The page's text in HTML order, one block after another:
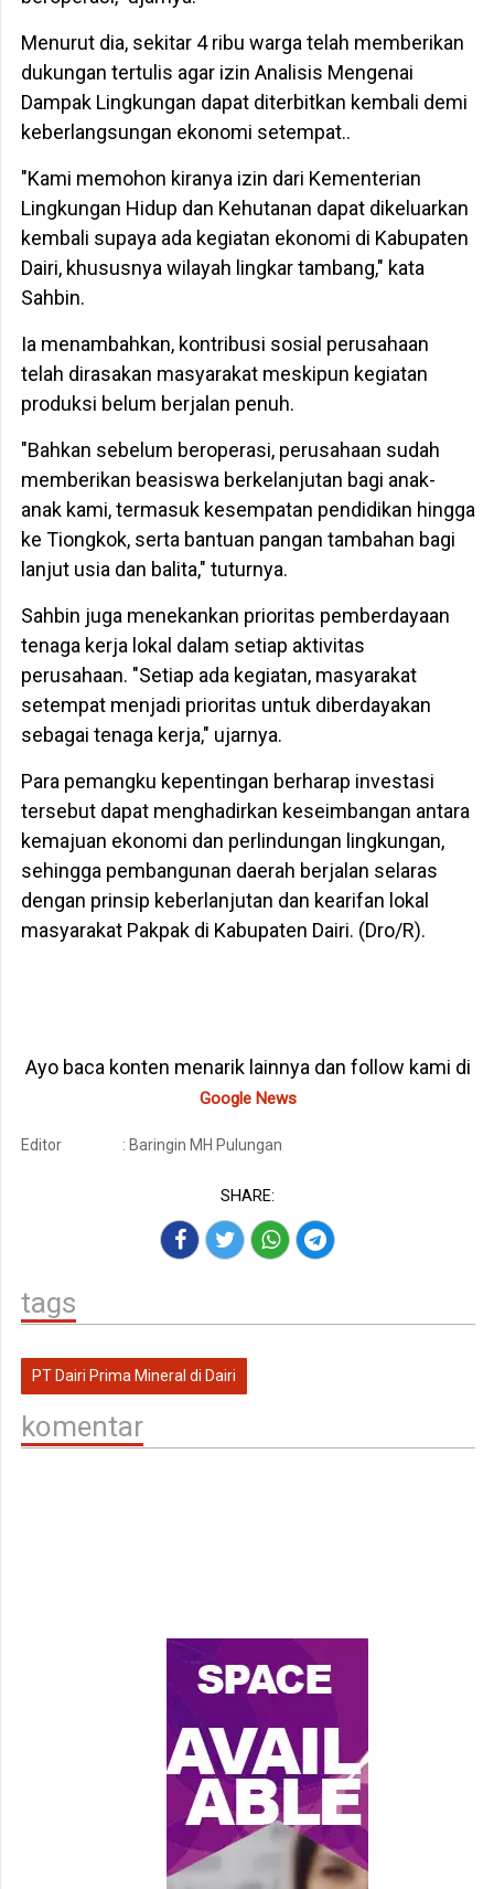
Menurut dia, sekitar 4 ribu warga telah memberikan
dukungan tertulis agar izin Analisis Mengenai
Dampak Lingkungan dapat diterbitkan kembali demi
keberlangsungan ekonomi setempat..
"Kami memohon kiranya izin dari Kementerian
Lingkungan Hidup dan Kehutanan dapat dikeluarkan
kembali supaya ada kegiatan ekonomi di Kabupaten
Dairi, khususnya wilayah lingkar tambang," kata
Sahbin.
Ia menambahkan, kontribusi sosial perusahaan
telah dirasakan masyarakat meskipun kegiatan
produksi belum berjalan penuh.
"Bahkan sebelum beroperasi, perusahaan sudah
memberikan beasiswa berkelanjutan bagi anak-
anak kami, termasuk kesempatan pendidikan hingga
ke Tiongkok, serta bantuan pangan tambahan bagi
lanjut usia dan balita," tuturnya.
Sahbin juga menekankan prioritas pemberdayaan
tenaga kerja lokal dalam setiap aktivitas
perusahaan. "Setiap ada kegiatan, masyarakat
setempat menjadi prioritas untuk diberdayakan
sebagai tenaga kerja," ujarnya.
Para pemangku kepentingan berharap investasi
tersebut dapat menghadirkan keseimbangan antara
kemajuan ekonomi dan perlindungan lingkungan,
sehingga pembangunan daerah berjalan selaras
dengan prinsip keberlanjutan dan kearifan lokal
masyarakat Pakpak di Kabupaten Dairi. (Dro/R).
Ayo baca konten menarik lainnya dan follow kami di
Google News
Editor : Baringin MH Pulungan
SHARE:
tags
PT Dairi Prima Mineral di Dairi
komentar